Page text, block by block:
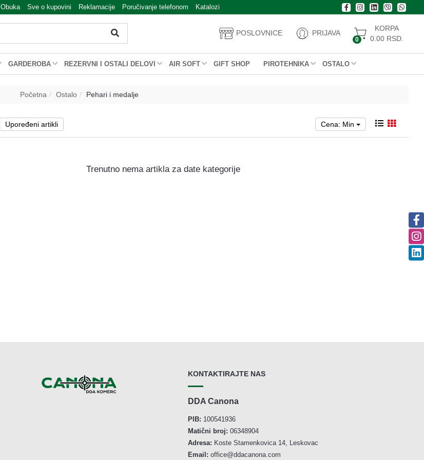
Obuka Sve o kupovini Reklamacije Poručivanje telefonom Katalozi
POSLOVNICE PRIJAVA
0
KORPA
0.00 RSD.
GARDEROBA REZERVNI I OSTALI DELOVI AIR SOFT GIFT SHOP PIROTEHNIKA OSTALO
Početna Ostalo Pehari i medalje
Upoređeni artikli Cena: Min
Trenutno nema artikla za date kategorije
KONTAKTIRAJTE NAS
DDA Canona
PIB: 100541936
Matični broj: 06348904
Adresa: Koste Stamenkovica 14, Leskovac
Email:office@ddacanona.com